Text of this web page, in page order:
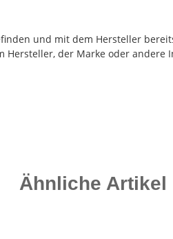
und mit dem Hersteller
der Marke oder
Ähnliche Artikel